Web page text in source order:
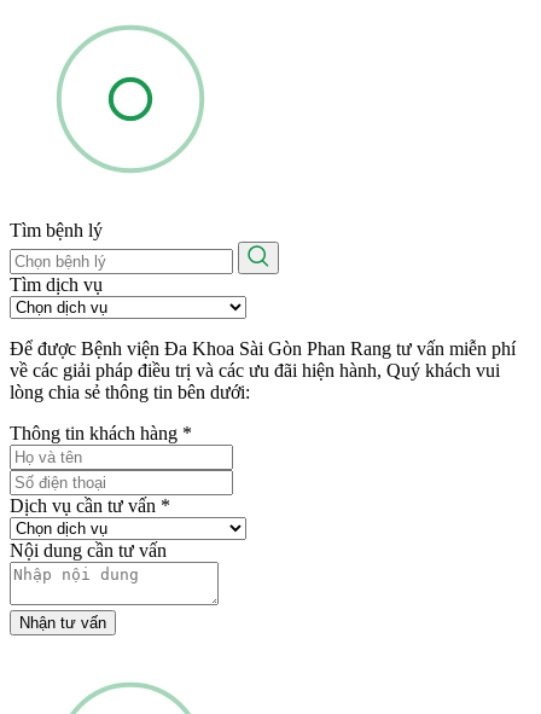
Tìm bệnh lý
Tìm dịch vụ
Để được Bệnh viện Đa Khoa Sài Gòn Phan Rang tư vấn miễn phí
về các giải pháp điều trị và các ưu đãi hiện hành, Quý khách vui
lòng chia sẻ thông tin bên dưới:
Thông tin khách hàng *
Dịch vụ cần tư vấn *
Nội dung cần tư vấn
Nhận tư vấn